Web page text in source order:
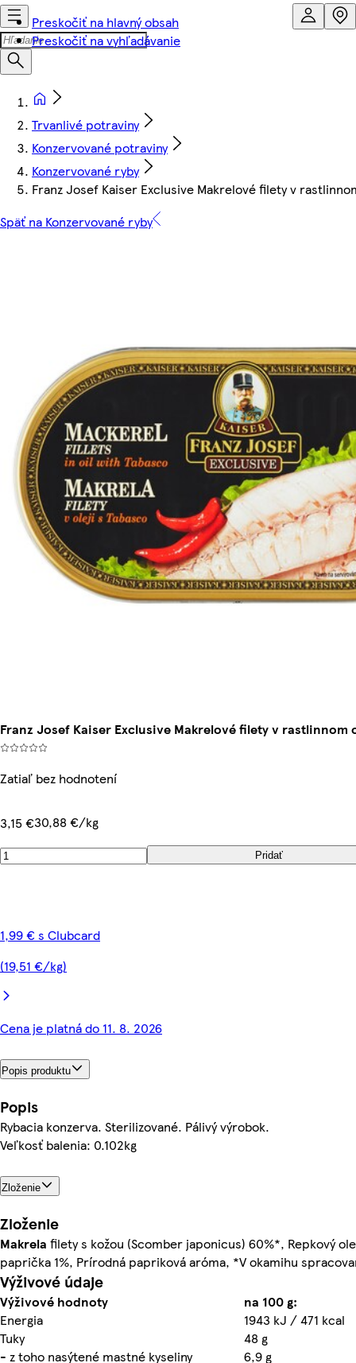
Preskočiť na hlavný obsah
Preskočiť na vyhľadávanie
Trvanlivé potraviny
Konzervované potraviny
Konzervované ryby
Franz Josef Kaiser Exclusive Makrelové filety v
Späť na Konzervované ryby
Franz Josef Kaiser Exclusive Makrelové filety v rastlinnom
Zatiaľ bez hodnotení
3,15 €30,88 €/kg
Pridať
1,99 € s Clubcard
(19,51 €/kg)
Cena je platná do 11. 8. 2026
Popis produktu
Popis
Rybacia konzerva. Sterilizované. Pálivý výrobok.
Veľkosť balenia: 0.102kg
Zloženie
Zloženie
Makrela filety s kožou (Scomber japonicus) 60%*, Repkový
paprička 1%, Prírodná papriková aróma, *V okamihu
Výživové údaje
Výživové hodnoty
na 100 g:
Energia
1943 kJ / 471 kcal
Tuky
48 g
- z toho nasýtené mastné kyseliny
6,9 g